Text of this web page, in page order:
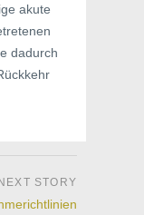
akute
dadurch